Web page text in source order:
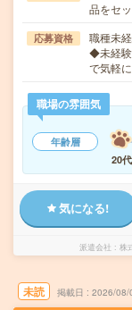
品をセ
応募資格
職種未
◆未経験
で気軽
職場の雰囲気
年齢層
20代
気になる!
派遣会社 株
未読 掲載日 2026/08/